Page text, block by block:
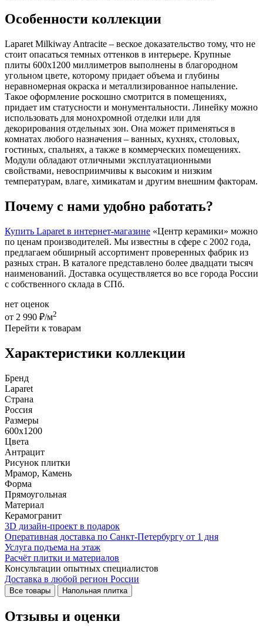
Особенности коллекции
Laparet Milkiway Antracite – веское доказательство тому, что не
стоит опасаться темных оттенков в интерьере. Крупные
плиты 600x1200 миллиметров выполнены в благородном
угольном цвете, которому придает объема и глубины
неравномерная окраска и металлизированное напыление.
Такое оформление роскошно смотрится в помещениях,
придает им статусности и монументальности. Линейку можно
использовать для монохромной отделки или для
декорирования отдельных зон. Она может применяться в
комнатах любого назначения – ванных, кухнях, столовых,
гостиных, спальнях, а также в коммерческих помещениях.
Модули обладают отличными эксплуатационными
свойствами, невосприимчивы к высоким и низким
температурам, влаге, химикатам и другим внешним факторам.
Почему с нами удобно работать?
Купить Laparet в интернет-магазине «Центр керамики» можно
по ценам производителей. Мы известны в сфере с 2002 года,
предлагаем обширный ассортимент проверенных фабрик из
разных стран. В каталоге представлено более двадцати тысяч
наименований. Доставка осуществляется во все города России
с собственного склада в СПб.
нет оценок
от 2 990 ₽/м2
Перейти к товарам
Характеристики коллекции
Бренд
Laparet
Страна
Россия
Размеры
600x1200
Цвета
Антрацит
Рисунок плитки
Мрамор, Камень
Форма
Прямоугольная
Материал
Керамогранит
3D дизайн-проект в подарок
Оперативная доставка по Санкт-Петербургу от 1 дня
Услуга подъема на этаж
Расчёт плитки и материалов
Консультации опытных специалистов
Доставка в любой регион России
Все товары Напольная плитка
Отзывы и оценки